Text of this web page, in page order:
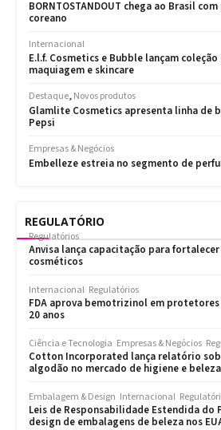
REGULATÓRIO
Regulatórios
Anvisa lança capacitação para
cosméticos
Internacional Regulatórios
FDA aprova bemotrizinol em protetores
20 anos
Ciência e Tecnologia Empresas & Negócios
Cotton Incorporated lança relatório
algodão no mercado de higiene e beleza
Embalagem & Design Internacional
Leis de Responsabilidade Estendida
design de embalagens de beleza nos